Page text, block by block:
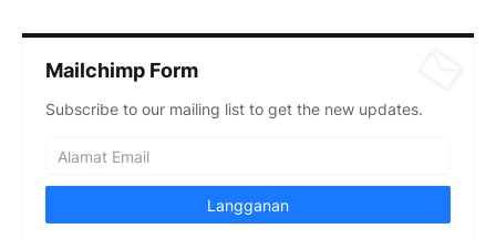
Mailchimp Form
Subscribe to our mailing list to get the new updates.